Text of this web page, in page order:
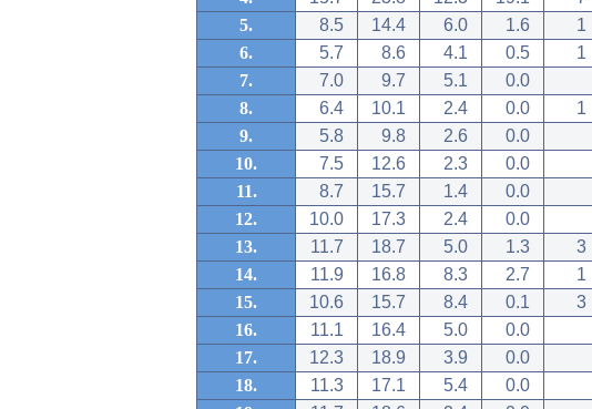
5.
8.5 14.4 6.0 1.6 1
6.
5.7 8.6 4.1 0.5 1
7.
7.0 9.7 5.1 0.0
8.
6.4 10.1 2.4 0.0 1
9.
5.8 9.8 2.6 0.0
10.
7.5 12.6 2.3 0.0
11.
8.7 15.7 1.4 0.0
12.
10.0 17.3 2.4 0.0
13.
11.7 18.7 5.0 1.3 3
14.
11.9 16.8 8.3 2.7 1
15.
10.6 15.7 8.4 0.1 3
16.
11.1 16.4 5.0 0.0
17.
12.3 18.9 3.9 0.0
18.
11.3 17.1 5.4 0.0